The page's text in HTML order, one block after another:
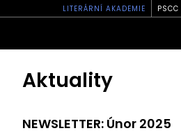
LITERÁRNÍ AKADEMIE PSCC
Aktuality
NEWSLETTER: Únor 2025